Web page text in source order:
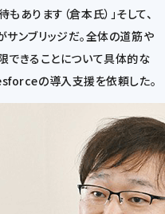
あります（倉本氏）」そして、
ンブリッジだ。全体の道筋や
できることについて具体的な
の導入支援を依頼した。